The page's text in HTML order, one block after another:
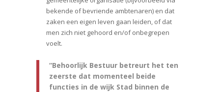
bekende of bevriende ambtenaren) en dat
zaken een eigen leven gaan leiden, of dat
men zich niet gehoord en/of onbegrepen
voelt.
“Behoorlijk Bestuur betreurt het ten
zeerste dat momenteel beide
functies in de wijk Stad binnen de